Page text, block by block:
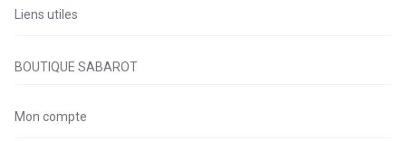
Liens utiles
BOUTIQUE SABAROT
Mon compte